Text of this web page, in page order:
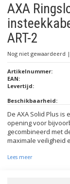
AXA
ART-2
Nog niet gewaardeerd |
Artikelnummer:
EAN:
Levertijd:
Beschikbaarheid:
De AXA Solid Plus
opening voor
gecombineerd met
maximale veiligheid
Lees meer